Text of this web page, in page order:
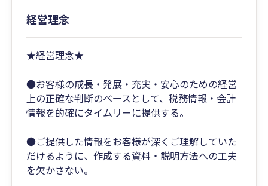
経営理念
★経営理念★
●お客様の成長・発展・充実・安心のための経営
上の正確な判断のベースとして、税務情報・会計
情報を的確にタイムリーに提供する。
●ご提供した情報をお客様が深くご理解していた
だけるように、作成する資料・説明方法への工夫
を欠かさない。